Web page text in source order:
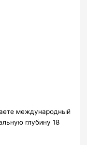
международный
глубину 18